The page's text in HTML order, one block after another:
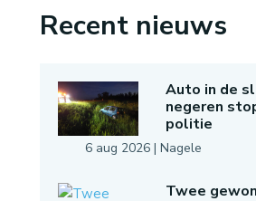
Recent nieuws
Auto in de
negeren
politie
6 aug 2026| Nagele
Twee